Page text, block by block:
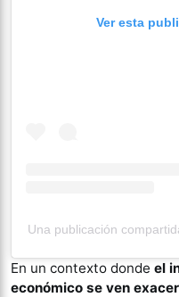
Ver esta
Una publicación
En un contexto donde el
económico se ven